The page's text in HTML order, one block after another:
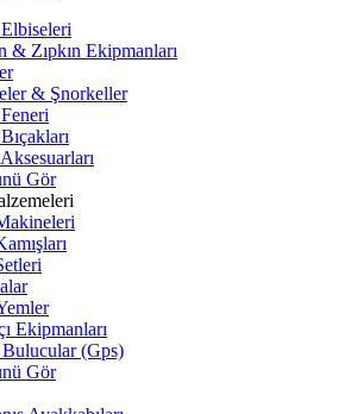
& Zıpkın Ekipmanları
& Şnorkeller
Gör
Ekipmanları
Bulucular (Gps)
Gör